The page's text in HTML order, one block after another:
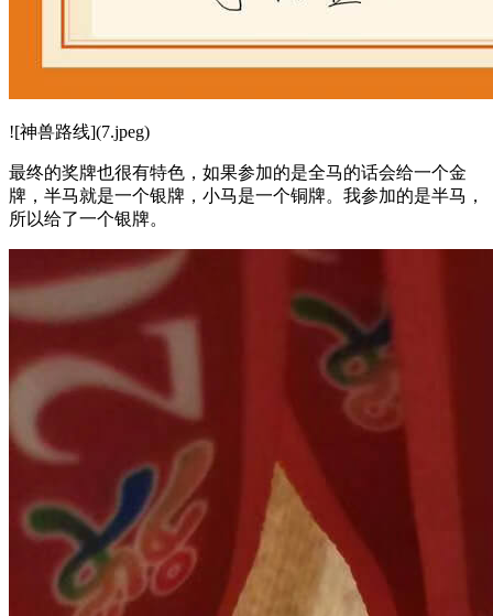
![神兽路线](7.jpeg)
最终的奖牌也很有特色，如果参加的是全马的话会给一个金
牌，半马就是一个银牌，小马是一个铜牌。我参加的是半马，
所以给了一个银牌。